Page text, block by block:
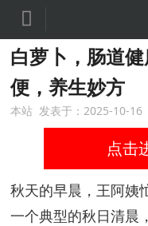

白萝卜，肠道
便，养生妙方
本站 发表于：2025-10-16
点击
秋天的早晨，王阿姨
一个典型的秋日清晨